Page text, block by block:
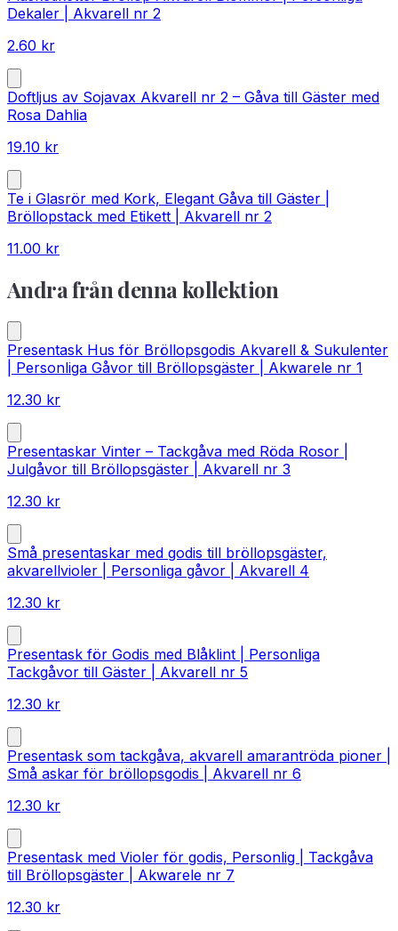
Dekaler | Akvarell nr 2
2.60 kr
Doftljus av Sojavax Akvarell nr 2 – Gåva till Gäster med
Rosa Dahlia
19.10 kr
Te i Glasrör med Kork, Elegant Gåva till Gäster |
Bröllopstack med Etikett | Akvarell nr 2
11.00 kr
Andra från denna kollektion
Presentask Hus för Bröllopsgodis Akvarell & Sukulenter
| Personliga Gåvor till Bröllopsgäster | Akwarele nr 1
12.30 kr
Presentaskar Vinter – Tackgåva med Röda Rosor |
Julgåvor till Bröllopsgäster | Akvarell nr 3
12.30 kr
Små presentaskar med godis till bröllopsgäster,
akvarellvioler | Personliga gåvor | Akvarell 4
12.30 kr
Presentask för Godis med Blåklint | Personliga
Tackgåvor till Gäster | Akvarell nr 5
12.30 kr
Presentask som tackgåva, akvarell amarantröda pioner |
Små askar för bröllopsgodis | Akvarell nr 6
12.30 kr
Presentask med Violer för godis, Personlig | Tackgåva
till Bröllopsgäster | Akwarele nr 7
12.30 kr